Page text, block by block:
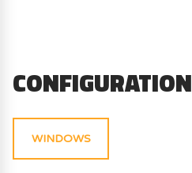
CONFIGURATION
WINDOWS